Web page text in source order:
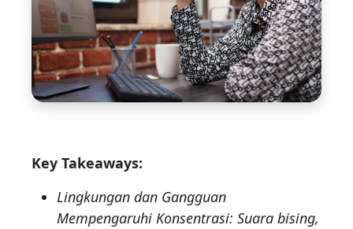
Key Takeaways:
Lingkungan dan Gangguan
Mempengaruhi Konsentrasi: Suara bising,